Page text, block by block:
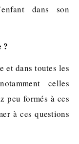
dans son
?
et dans toutes les
celles
peu formés à ces
à ces questions